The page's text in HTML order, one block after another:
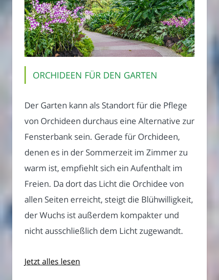
ORCHIDEEN FÜR DEN GARTEN
Der Garten kann als Standort für die Pflege
von Orchideen durchaus eine Alternative zur
Fensterbank sein. Gerade für Orchideen,
denen es in der Sommerzeit im Zimmer zu
warm ist, empfiehlt sich ein Aufenthalt im
Freien. Da dort das Licht die Orchidee von
allen Seiten erreicht, steigt die Blühwilligkeit,
der Wuchs ist außerdem kompakter und
nicht ausschließlich dem Licht zugewandt.
Jetzt alles lesen